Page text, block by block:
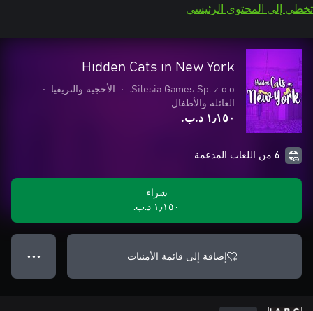
تخطي إلى المحتوى الرئيسي
Hidden Cats in New York
Silesia Games Sp. z o.o.
• الأحجية والتريفيا
•
العائلة والأطفال
١٫١٥٠ د.ب.‏
6 من اللغات المدعمة
شراء
١٫١٥٠ د.ب.‏
إضافة إلى قائمة الأمنيات ● ● ●